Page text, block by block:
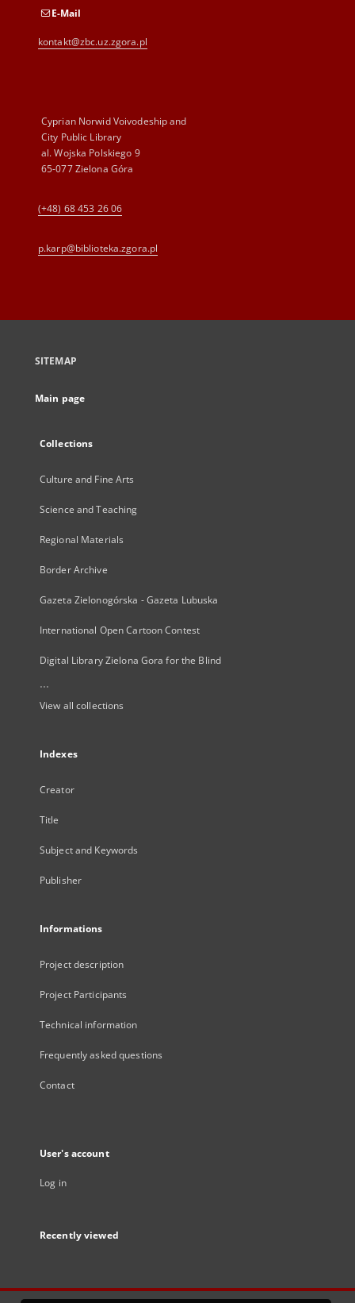
E-Mail
kontakt@zbc.uz.zgora.pl
Cyprian Norwid Voivodeship and
City Public Library
al. Wojska Polskiego 9
65-077 Zielona Góra
(+48) 68 453 26 06
p.karp@biblioteka.zgora.pl
SITEMAP
Main page
Collections
Culture and Fine Arts
Science and Teaching
Regional Materials
Border Archive
Gazeta Zielonogórska - Gazeta Lubuska
International Open Cartoon Contest
Digital Library Zielona Gora for the Blind
...
View all collections
Indexes
Creator
Title
Subject and Keywords
Publisher
Informations
Project description
Project Participants
Technical information
Frequently asked questions
Contact
User's account
Log in
Recently viewed